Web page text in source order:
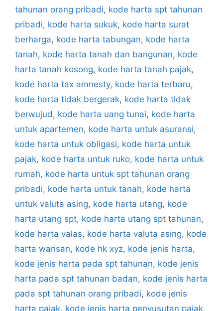
tahunan orang pribadi, kode harta spt tahunan
pribadi, kode harta sukuk, kode harta surat
berharga, kode harta tabungan, kode harta
tanah, kode harta tanah dan bangunan, kode
harta tanah kosong, kode harta tanah pajak,
kode harta tax amnesty, kode harta terbaru,
kode harta tidak bergerak, kode harta tidak
berwujud, kode harta uang tunai, kode harta
untuk apartemen, kode harta untuk asuransi,
kode harta untuk obligasi, kode harta untuk
pajak, kode harta untuk ruko, kode harta untuk
rumah, kode harta untuk spt tahunan orang
pribadi, kode harta untuk tanah, kode harta
untuk valuta asing, kode harta utang, kode
harta utang spt, kode harta utang spt tahunan,
kode harta valas, kode harta valuta asing, kode
harta warisan, kode hk xyz, kode jenis harta,
kode jenis harta pada spt tahunan, kode jenis
harta pada spt tahunan badan, kode jenis harta
pada spt tahunan orang pribadi, kode jenis
harta pajak, kode jenis harta penyusutan pajak,